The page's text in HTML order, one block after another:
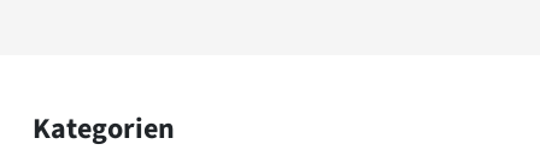
Kategorien